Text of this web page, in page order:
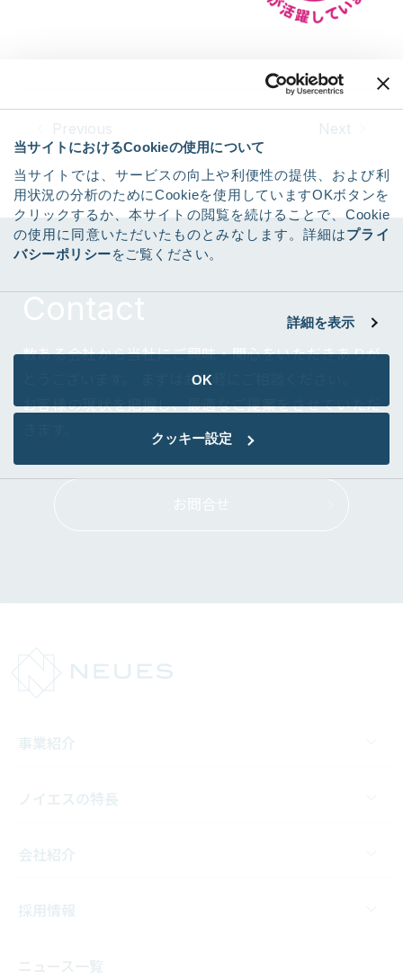
当サイトにおけるCookieの使用について
当サイトでは、サービスの向上や利便性の提供、および利
用状況の分析のためにCookieを使用していますOKボタンを
クリックするか、本サイトの閲覧を続けることで、Cookie
の使用に同意いただいたものとみなします。詳細はプライ
バシーポリシーをご覧ください。
詳細を表示
OK
クッキー設定
Previous Next
数ある会社から当社にご興味・関心をいただきありが
まずはお気軽にご相談ください。
お客様の現状を把握し、最適なご提案をさせていただ
事業紹介
ノイエスの特長
会社紹介
採用情報